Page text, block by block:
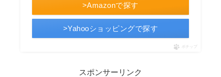
>Amazonで探す
>Yahooショッピングで探す
ポチップ
スポンサーリンク